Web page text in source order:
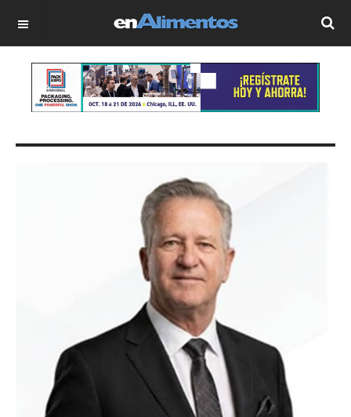
OFF CANVAS